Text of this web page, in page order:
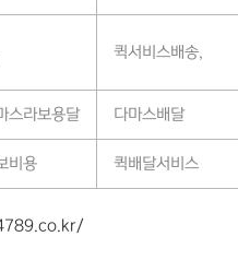
퀵서비스배송,
스라보용달 다마스배달
비용 퀵배달서비스